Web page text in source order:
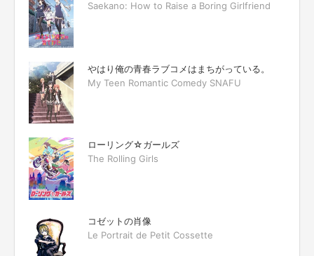
Saekano: How to Raise a Boring Girlfriend
やはり俺の青春ラブコメはまちがっている。
My Teen Romantic Comedy SNAFU
ローリング☆ガールズ
The Rolling Girls
コゼットの肖像
Le Portrait de Petit Cossette